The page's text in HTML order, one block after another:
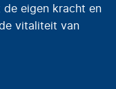
eigen kracht en
vitaliteit van